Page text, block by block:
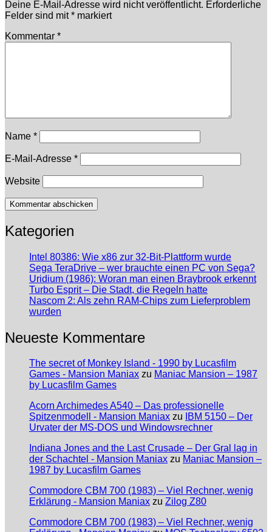
Deine E-Mail-Adresse wird nicht veröffentlicht. Erforderliche
Felder sind mit* markiert
Kommentar *
Name *
E-Mail-Adresse *
Website
Kategorien
Intel 80386: Wie x86 zur 32-Bit-Plattform wurde
Sega TeraDrive – wer brauchte einen PC von Sega?
Uridium (1986): Woran man einen Braybrook erkennt
Turbo Esprit – Die Stadt, die Regeln hatte
Nascom 2: Als zehn RAM-Chips zum Lieferproblem
wurden
Neueste Kommentare
The secret of Monkey Island - 1990 by Lucasfilm
Games - Mansion Maniax zu Maniac Mansion – 1987
by Lucasfilm Games
Acorn Archimedes A540 – Das professionelle
Spitzenmodell - Mansion Maniax zu
IBM 5150 – Der
Urvater der MS-DOS und Windowsrechner
Indiana Jones and the Last Crusade – Der Gral lag in
der Schachtel - Mansion Maniax zu Maniac Mansion –
1987 by Lucasfilm Games
Commodore CBM 700 (1983) – Viel Rechner, wenig
Erklärung - Mansion Maniax zu Zilog Z80
Commodore CBM 700 (1983) – Viel Rechner, wenig